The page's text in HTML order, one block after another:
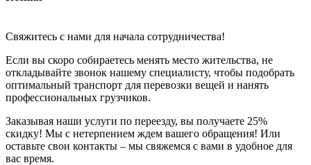
Свяжитесь с нами для начала сотрудничества!
Если вы скоро собираетесь менять место жительства, не
откладывайте звонок нашему специалисту, чтобы подобрать
оптимальный транспорт для перевозки вещей и нанять
профессиональных грузчиков.
Заказывая наши услуги по переезду, вы получаете 25%
скидку! Мы с нетерпением ждем вашего обращения! Или
оставьте свои контакты – мы свяжемся с вами в удобное для
вас время.